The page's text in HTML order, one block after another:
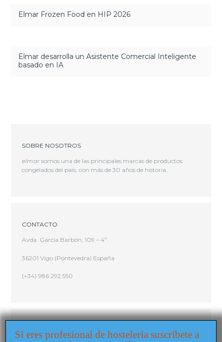
Elmar Frozen Food en HIP 2026
Elmar desarrolla un Asistente Comercial Inteligente
basado en IA
SOBRE NOSOTROS
elmar somos una de las principales marcas de productos
congelados del país, con más de 30 años de historia.
CONTACTO
Avda. García Barbón, 109 – 4º.
36201 Vigo (Pontevedra) España
(+34) 986 292 550
Si eres profesional de hostelería suscríbete a